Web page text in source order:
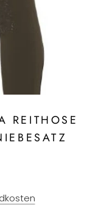
REITHOSE